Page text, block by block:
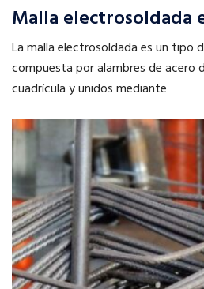
Malla electrosoldada
La malla electrosoldada es un tipo
compuesta por alambres de acero
cuadrícula y unidos mediante